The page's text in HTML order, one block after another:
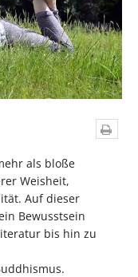
als bloße
Weisheit,
Auf dieser
Bewusstsein
bis hin zu